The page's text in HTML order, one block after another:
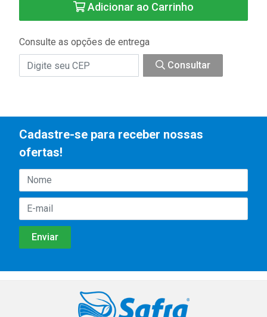
Adicionar ao Carrinho
Consulte as opções de entrega
Consultar
Cadastre-se para receber nossas
ofertas!